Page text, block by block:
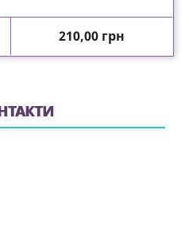
Ціна
210,00 грн